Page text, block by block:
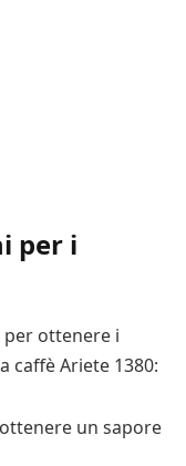
per i
per ottenere i
caffè Ariete 1380:
un sapore